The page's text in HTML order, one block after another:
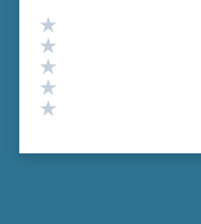
Valutazione